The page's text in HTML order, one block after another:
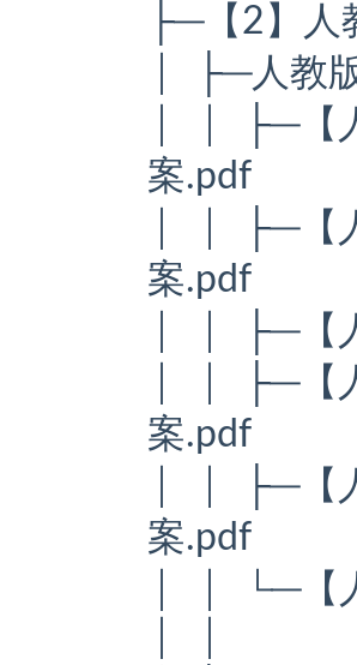
├─【2】人
│ ├─人教
│ │ ├─【
案.pdf
│ │ ├─【
案.pdf
│ │ ├─【
│ │ ├─【
案.pdf
│ │ ├─【
案.pdf
│ │ └─【